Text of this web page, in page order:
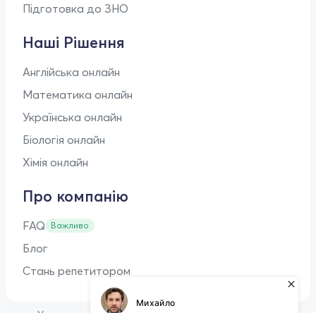
Підготовка до ЗНО
Наші Рішення
Англійська онлайн
Математика онлайн
Українська онлайн
Біологія онлайн
Хімія онлайн
Про компанію
FAQ Важливо
Блог
Стань репетитором